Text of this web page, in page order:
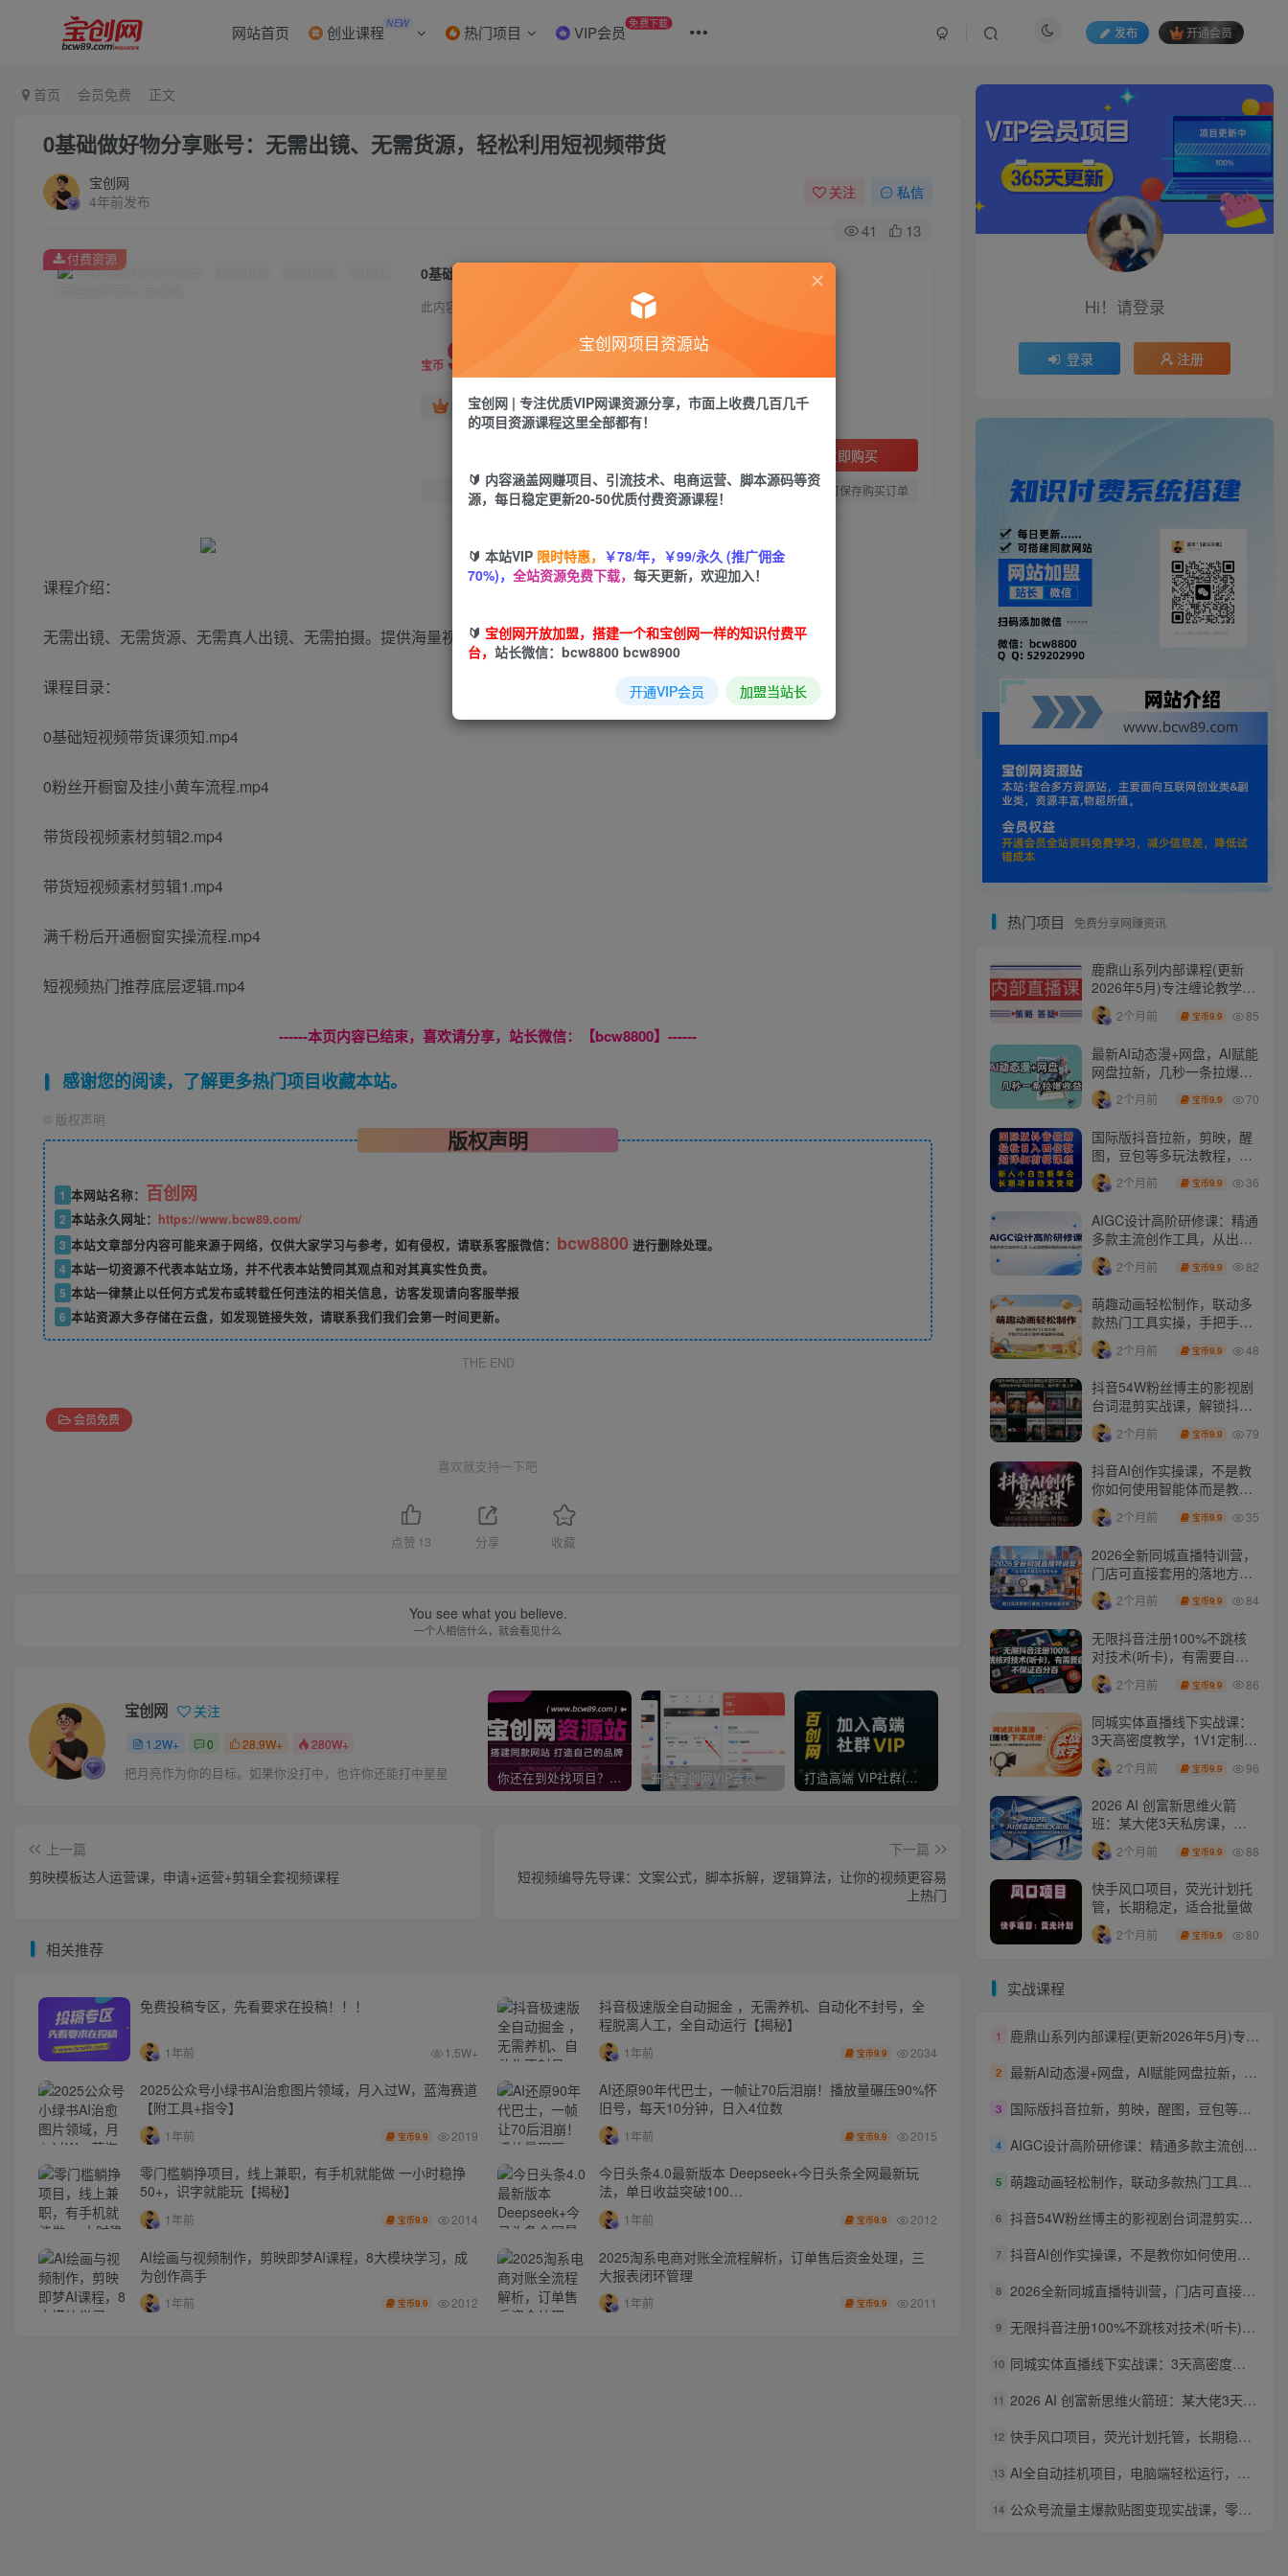
网站首页 创业课程 NEW 热门项目 VIP会员 免费下载
发布 开通会员
首页 会员免费 正文
0基础做好物分享账号：无需出镜、无需货源，轻松利用短视频带货
宝创网
4年前发布
关注 私信
41 13
0基础做好物分享账号：无需出镜、无需货源，轻松利用短视频带货
此内容为付费资源，请付费后查看
宝币 9.9
年卡会员免费 永久会员免费
立即购买
您当前未登录！建议登陆后购买，可保存购买订单
付费资源
课程介绍：
无需出镜、无需货源、无需真人出镜、无需拍摄。提供海量视频素材和高佣商品。
课程目录：
0基础短视频带货课须知.mp4
0粉丝开橱窗及挂小黄车流程.mp4
带货段视频素材剪辑2.mp4
带货短视频素材剪辑1.mp4
满千粉后开通橱窗实操流程.mp4
短视频热门推荐底层逻辑.mp4
------本页内容已结束，喜欢请分享，站长微信：【bcw8800】------
感谢您的阅读，了解更多热门项目收藏本站。
© 版权声明
版权声明
1 本网站名称： 百创网
2 本站永久网址： https://www.bcw89.com/
3 本站文章部分内容可能来源于网络，仅供大家学习与参考，如有侵权，请联系客服微信： bcw8800 进行删除处理。
4 本站一切资源不代表本站立场，并不代表本站赞同其观点和对其真实性负责。
5 本站一律禁止以任何方式发布或转载任何违法的相关信息，访客发现请向客服举报
6 本站资源大多存储在云盘，如发现链接失效，请联系我们我们会第一时间更新。
THE END
会员免费
喜欢就支持一下吧
点赞 13 分享 收藏
You see what you believe.
一个人相信什么，就会看见什么
宝创网 关注
1.2W+ 0 28.9W+ 280W+
把月亮作为你的目标。如果你没打中，也许你还能打中星星 你还在到处找项目？还在当韭菜？我靠卖项目一个月收入5万+，曾经我也是个失败者。 开通宝创网VIP会员，尊享全站资源免费下载，享70%的推广提成！！【限时五折优惠】 打造高端 VIP社群(社群仅对网站用户开放) 最新无水印课程资源 长期更新 免费投稿专区，先看要求在投稿！！！
上一篇
剪映模板达人运营课，申请+运营+剪辑全套视频课程
下一篇
短视频编导先导课：​文案公式，脚本拆解，逻辑算法，让你的视频更容易
上热门
相关推荐
免费投稿专区，先看要求在投稿！！！
1年前 1.5W+
抖音极速版全自动掘金 ，无需养机、自动化不封号，全
程脱离人工，全自动运行【揭秘】
1年前 宝币9.9 2034
2025公众号小绿书AI治愈图片领域，月入过W，蓝海赛道
【附工具+指令】
1年前 宝币9.9 2019
AI还原90年代巴士，一帧让70后泪崩！播放量碾压90%怀
旧号，每天10分钟，日入4位数
1年前 宝币9.9 2015
零门槛躺挣项目，线上兼职，有手机就能做 一小时稳挣
50+，识字就能玩【揭秘】
1年前 宝币9.9 2014
今日头条4.0最新版本 Deepseek+今日头条全网最新玩
法，单日收益突破100…
1年前 宝币9.9 2012
AI绘画与视频制作，剪映即梦AI课程，8大模块学习，成
为创作高手
1年前 宝币9.9 2012
2025淘系电商对账全流程解析，订单售后资金处理，三
大报表闭环管理
1年前 宝币9.9 2011
Hi！请登录
登录 注册
热门项目 免费分享网赚资讯
鹿鼎山系列内部课程(更新
2026年5月)专注缠论教学，
行情分析、学习答疑、机会
提示、实操讲解
2个月前 宝币9.9 85
最新AI动态漫+网盘，AI赋能
网盘拉新，几秒一条拉爆收
益
2个月前 宝币9.9 70
国际版抖音拉新，剪映，醒
图，豆包等多玩法教程，长
期可做的项目，轻松日入四
位数，深度揭秘玩法，干就
2个月前 宝币9.9 36
AIGC设计高阶研修课：精通
多款主流创作工具，从出图
建模到模型训练全面进阶
2个月前 宝币9.9 82
萌趣动画轻松制作，联动多
款热门工具实操，手把手打
造可爱胖橘猫趣味动画
2个月前 宝币9.9 48
抖音54W粉丝博主的影视剧
台词混剪实战课，解锁抖音
伙伴计划+精选独家收益，
新手零门槛上手
2个月前 宝币9.9 79
抖音AI创作实操课，不是教
你如何使用智能体而是教你
如何利用智能体变现(更新5
月) 2个月前 宝币9.9 35
2026全新同城直播特训营，
门店可直接套用的落地方
法，助力实体商家打通线上
同城流量渠道
2个月前 宝币9.9 84
无限抖音注册100%不跳核
对技术(听卡)，有需要自
测，不保证百分百
2个月前 宝币9.9 86
同城实体直播线下实战课：
3天高密度教学，1V1定制货
盘话术快速实现同城爆店
2个月前 宝币9.9 96
2026 AI 创富新思维火箭
班：某大佬3天私房课，一
人公司实体获客商机洞察
2个月前 宝币9.9 88
快手风口项目，荧光计划托
管，长期稳定，适合批量做
2个月前 宝币9.9 80
实战课程
1 鹿鼎山系列内部课程(更新2026年5月)专注缠论教学，行情分析、学习答疑、机会提示、实操讲解
2 最新AI动态漫+网盘，AI赋能网盘拉新，几秒一条拉爆收益
3 国际版抖音拉新，剪映，醒图，豆包等多玩法教程，长期可做的项目，轻松日入四位数，深度揭秘玩法，干就完了
4 AIGC设计高阶研修课：精通多款主流创作工具，从出图建模到模型训练全面进阶
5 萌趣动画轻松制作，联动多款热门工具实操，手把手打造可爱胖橘猫趣味动画
6 抖音54W粉丝博主的影视剧台词混剪实战课，解锁抖音伙伴计划+精选独家收益，新手零门槛上手
7 抖音AI创作实操课，不是教你如何使用智能体而是教你如何利用智能体变现(更新5月)
8 2026全新同城直播特训营，门店可直接套用的落地方法，助力实体商家打通线上同城流量渠道
9 无限抖音注册100%不跳核对技术(听卡)，有需要自测，不保证百分百
10 同城实体直播线下实战课：3天高密度教学，1V1定制货盘话术快速实现同城爆店
11 2026 AI 创富新思维火箭班：某大佬3天私房课，一人公司实体获客商机洞察
12 快手风口项目，荧光计划托管，长期稳定，适合批量做
13 AI全自动挂机项目，电脑端轻松运行，稳定日入500+，零门槛上手
14 公众号流量主爆款贴图变现实战课，零基础AI一键出图，轻松日入100+稳定收益
宝创网项目资源站
宝创网 | 专注优质VIP网课资源分享，市面上收费几百几千
的项目资源课程这里全部都有！
🔰 内容涵盖网赚项目、引流技术、电商运营、脚本源码等资
源，每日稳定更新20-50优质付费资源课程！
🔰 本站VIP 限时特惠， ￥78/年，￥99/永久 (推广佣金
70%)， 全站资源免费下载， 每天更新，欢迎加入！
🔰 宝创网开放加盟，搭建一个和宝创网一样的知识付费平
台， 站长微信：bcw8800 bcw8900
开通VIP会员 加盟当站长